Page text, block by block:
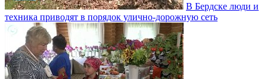
В Бердске люди и
техника приводят в порядок улично‑дорожную сеть